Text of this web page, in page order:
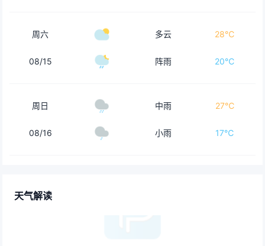
周六 多云 28℃
08/15 阵雨 20℃
周日 中雨 27℃
08/16 小雨 17℃
天气解读